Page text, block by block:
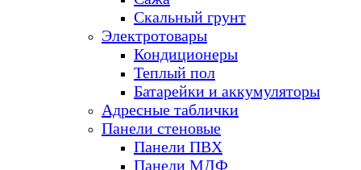
Скальный грунт
Электротовары
Кондиционеры
Теплый пол
Батарейки и аккумуляторы
Адресные таблички
Панели стеновые
Панели ПВХ
Панели МДФ